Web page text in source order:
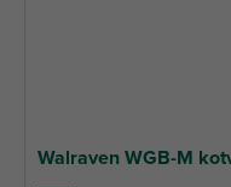
Walraven WGB-M